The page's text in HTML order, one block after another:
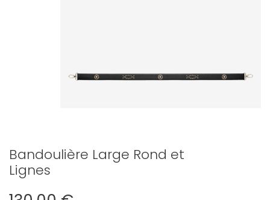
Bandoulière Large Rond et
Lignes